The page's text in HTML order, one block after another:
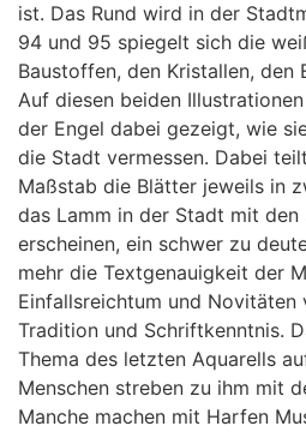
ist. Das Rund wird in der
94 und 95 spiegelt sich die
Baustoffen, den Kristallen, den
Auf diesen beiden
der Engel dabei gezeigt, wie
die Stadt vermessen. Dabei
Maßstab die Blätter jeweils in
das Lamm in der Stadt mit den
erscheinen, ein schwer zu
mehr die Textgenauigkeit der
Einfallsreichtum und Novitäten
Tradition und Schriftkenntnis.
Thema des letzten Aquarells
Menschen streben zu ihm mit
Manche machen mit Harfen